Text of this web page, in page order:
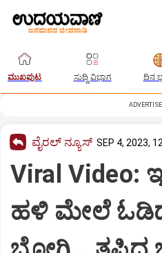
ಮುಖಪುಟ ಸುದ್ದಿ ವಿಭಾಗ ದಿನ
ವೈರಲ್ ನ್ಯೂಸ್ SEP 4, 2023,
Viral Video:
ಹಳಿ ಮೇಲೆ ಓಡಿದ